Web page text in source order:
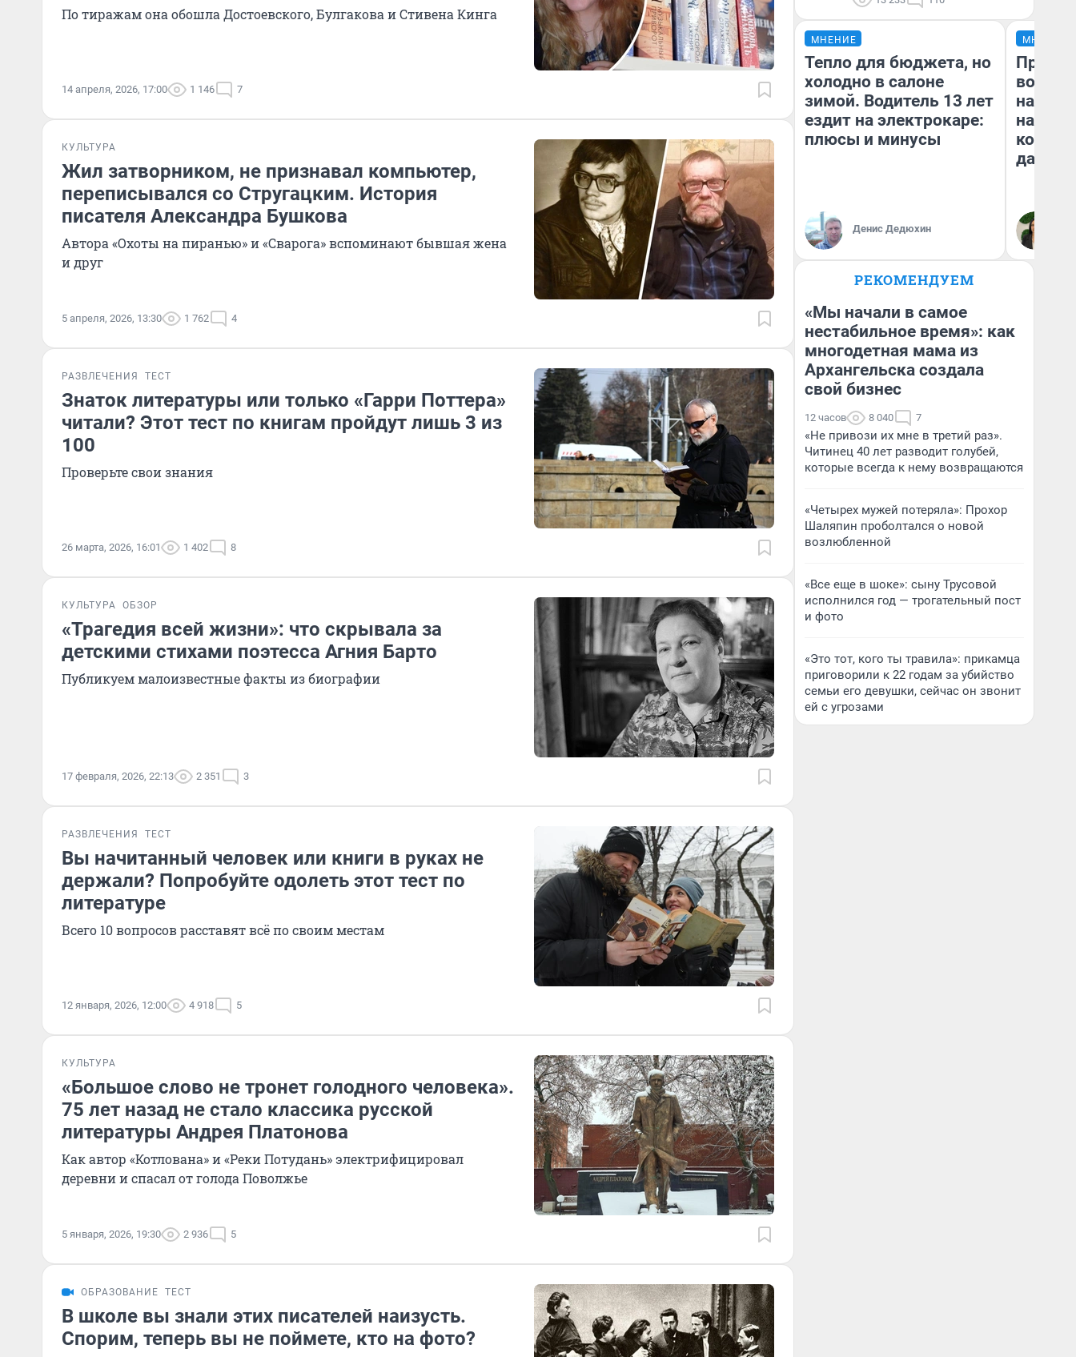
По тиражам она обошла Достоевского, Булгакова и Стивена Кинга
14 апреля, 2026, 17:00 1 146 7
КУЛЬТУРА
Жил затворником, не признавал компьютер,
переписывался со Стругацким. История
писателя Александра Бушкова
Автора «Охоты на пиранью» и «Сварога» вспоминают бывшая жена
и друг
5 апреля, 2026, 13:30 1 762 4
РАЗВЛЕЧЕНИЯ ТЕСТ
Знаток литературы или только «Гарри Поттера»
читали? Этот тест по книгам пройдут лишь 3 из
100
Проверьте свои знания
26 марта, 2026, 16:01 1 402 8
КУЛЬТУРА ОБЗОР
«Трагедия всей жизни»: что скрывала за
детскими стихами поэтесса Агния Барто
Публикуем малоизвестные факты из биографии
17 февраля, 2026, 22:13 2 351 3
РАЗВЛЕЧЕНИЯ ТЕСТ
Вы начитанный человек или книги в руках не
держали? Попробуйте одолеть этот тест по
литературе
Всего 10 вопросов расставят всё по своим местам
12 января, 2026, 12:00 4 918 5
КУЛЬТУРА
«Большое слово не тронет голодного человека».
75 лет назад не стало классика русской
литературы Андрея Платонова
Как автор «Котлована» и «Реки Потудань» электрифицировал
деревни и спасал от голода Поволжье
5 января, 2026, 19:30 2 936 5
ОБРАЗОВАНИЕ ТЕСТ
В школе вы знали этих писателей наизусть.
Спорим, теперь вы не поймете, кто на фото?
МНЕНИЕ
Тепло для бюджета, но
холодно в салоне
зимой. Водитель 13 лет
ездит на электрокаре:
плюсы и минусы
Денис Дедюхин
МНЕНИЕ
нам
даже
РЕКОМЕНДУЕМ
«Мы начали в самое
нестабильное время»: как
многодетная мама из
Архангельска создала
свой бизнес
12 часов 8 040 7
«Не привози их мне в третий раз».
Читинец 40 лет разводит голубей,
которые всегда к нему возвращаются
«Четырех мужей потеряла»: Прохор
Шаляпин проболтался о новой
возлюбленной
«Все еще в шоке»: сыну Трусовой
исполнился год — трогательный пост
и фото
«Это тот, кого ты травила»: прикамца
приговорили к 22 годам за убийство
семьи его девушки, сейчас он звонит
ей с угрозами